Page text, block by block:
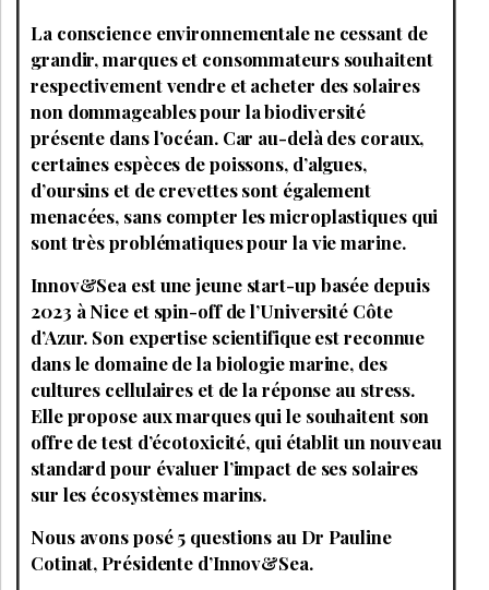
La conscience environnementale ne cessant de
grandir, marques et consommateurs souhaitent
respectivement vendre et acheter des solaires
non dommageables pour la biodiversité
présente dans l’océan. Car au-delà des coraux,
certaines espèces de poissons, d’algues,
d’oursins et de crevettes sont également
menacées, sans compter les microplastiques qui
sont très problématiques pour la vie marine.
Innov&Sea est une jeune start-up basée depuis
2023 à Nice et spin-off de l’Université Côte
d’Azur. Son expertise scientifique est reconnue
dans le domaine de la biologie marine, des
cultures cellulaires et de la réponse au stress.
Elle propose aux marques qui le souhaitent son
offre de test d’écotoxicité, qui établit un nouveau
standard pour évaluer l’impact de ses solaires
sur les écosystèmes marins.
Nous avons posé 5 questions au Dr Pauline
Cotinat, Présidente d’Innov&Sea.